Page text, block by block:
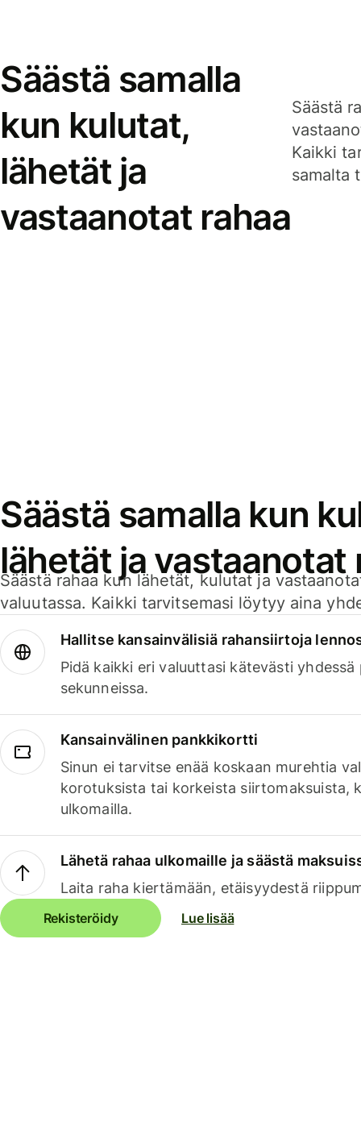
Säästä samalla
kun kulutat,
lähetät ja
vastaanotat rahaa
Säästä
Kaikki
samalta
Säästä samalla kun
lähetät ja vastaanotat
Säästä rahaa kun lähetät, kulutat ja
valuutassa. Kaikki tarvitsemasi löytyy aina
Hallitse kansainvälisiä rahansiirtoja
Pidä kaikki eri valuuttasi kätevästi yhdessä
sekunneissa.
Kansainvälinen pankkikortti
Sinun ei tarvitse enää koskaan murehtia
korotuksista tai korkeista siirtomaksuista,
ulkomailla.
Lähetä rahaa ulkomaille ja säästä
Laita raha kiertämään, etäisyydestä
Rekisteröidy Lue lisää